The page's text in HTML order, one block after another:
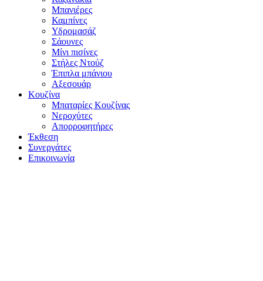
Μπανιέρες
Καμπίνες
Υδρομασάζ
Σάουνες
Μίνι πισίνες
Στήλες Ντούζ
Έπιπλα μπάνιου
Αξεσουάρ
Κουζίνα
Μπαταρίες Κουζίνας
Νεροχύτες
Απορροφητήρες
Έκθεση
Συνεργάτες
Επικοινωνία